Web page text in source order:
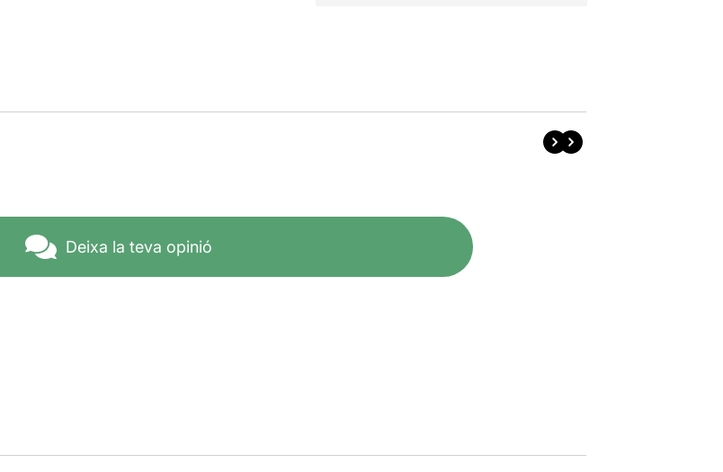
Deixa la teva opinió